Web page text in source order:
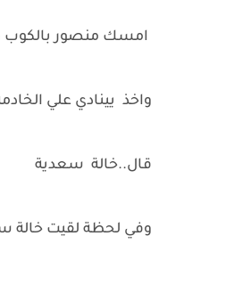
امسك منصور
واخذ يينادي علي
قال..خالة سعدية
وفي لحظة لقيت خالة